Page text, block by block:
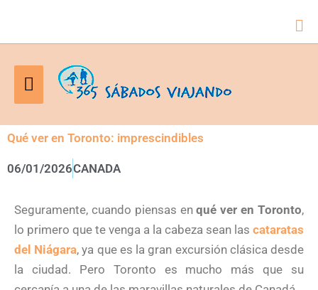
Menú
principal
Qué ver en Toronto: imprescindibles
06/01/2026CANADA
Seguramente, cuando piensas enqué ver en Toronto,
lo primero que te venga a la cabeza sean las cataratas
del Niágara, ya que es la gran excursión clásica desde
la ciudad. Pero Toronto es mucho más que su